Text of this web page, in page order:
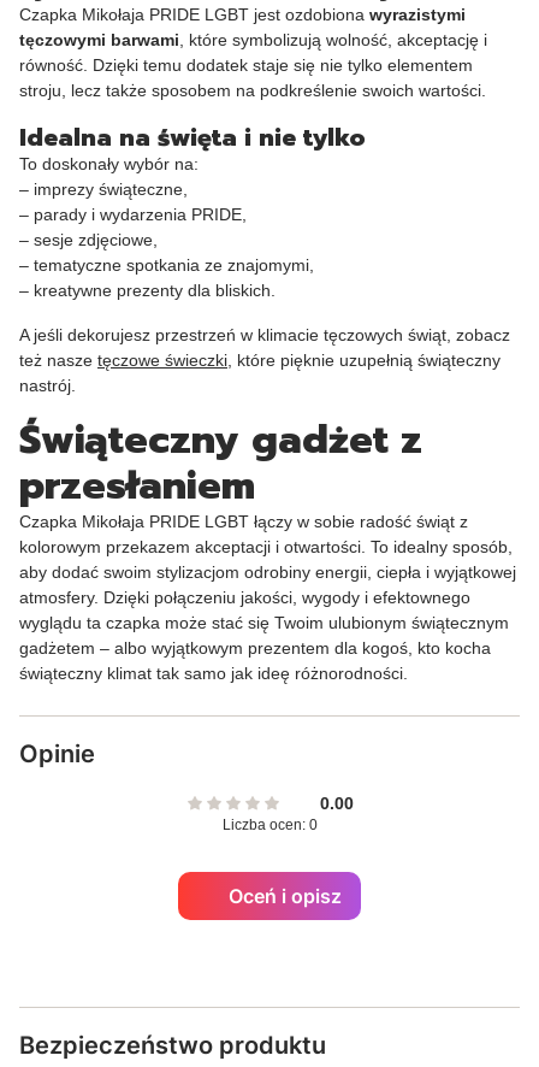
Czapka Mikołaja PRIDE LGBT jest ozdobiona wyrazistymi
tęczowymi barwami , które symbolizują wolność, akceptację i
równość. Dzięki temu dodatek staje się nie tylko elementem
stroju, lecz także sposobem na podkreślenie swoich wartości.
Idealna na święta i nie tylko
To doskonały wybór na:
– imprezy świąteczne,
– parady i wydarzenia PRIDE,
– sesje zdjęciowe,
– tematyczne spotkania ze znajomymi,
– kreatywne prezenty dla bliskich.
A jeśli dekorujesz przestrzeń w klimacie tęczowych świąt, zobacz
też nasze tęczowe świeczki , które pięknie uzupełnią świąteczny
nastrój.
Świąteczny gadżet z
przesłaniem
Czapka Mikołaja PRIDE LGBT łączy w sobie radość świąt z
kolorowym przekazem akceptacji i otwartości. To idealny sposób,
aby dodać swoim stylizacjom odrobiny energii, ciepła i wyjątkowej
atmosfery. Dzięki połączeniu jakości, wygody i efektownego
wyglądu ta czapka może stać się Twoim ulubionym świątecznym
gadżetem – albo wyjątkowym prezentem dla kogoś, kto kocha
świąteczny klimat tak samo jak ideę różnorodności.
Opinie
0.00
Liczba ocen: 0
Oceń i opisz
Bezpieczeństwo produktu